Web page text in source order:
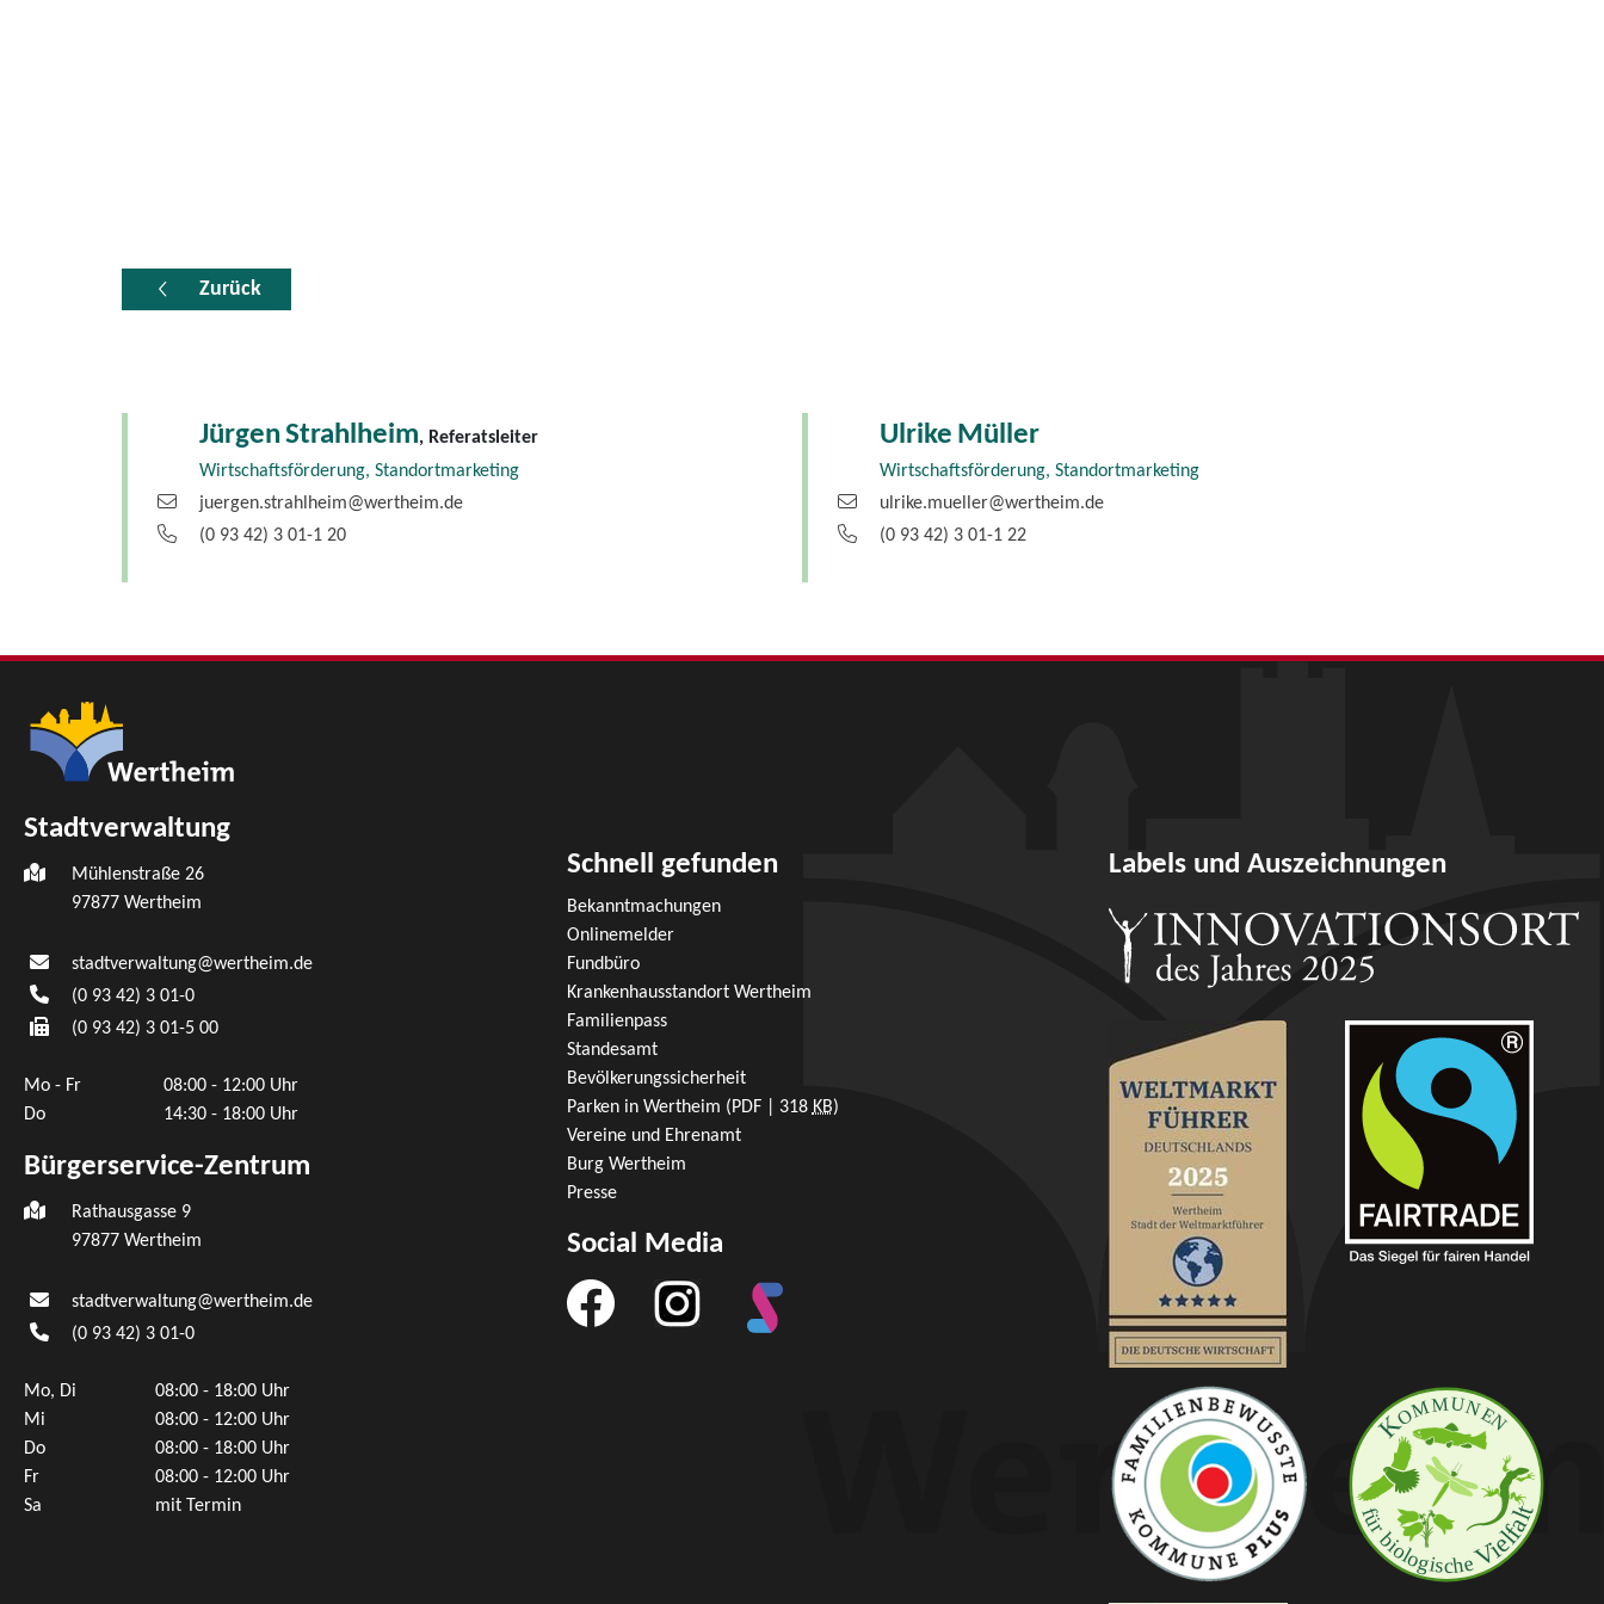
Zurück
JürgenStrahlheim, Referatsleiter
Wirtschaftsförderung, Standortmarketing
juergen.strahlheim@wertheim.de
(0 93 42) 3 01-1 20
Ulrike Müller
Wirtschaftsförderung, Standortmarketing
ulrike.mueller@wertheim.de
(0 93 42) 3 01-1 22
Stadtverwaltung
Mühlenstraße 26
97877 Wertheim
stadtverwaltung@wertheim.de
(0 93 42) 3 01-0
(0 93 42) 3 01-5 00
Mo - Fr
08:00 - 12:00 Uhr
Do
14:30 - 18:00 Uhr
Bürgerservice-Zentrum
Rathausgasse 9
97877 Wertheim
stadtverwaltung@wertheim.de
(0 93 42) 3 01-0
Mo, Di
08:00 - 18:00 Uhr
Mi
08:00 - 12:00 Uhr
Do
08:00 - 18:00 Uhr
Fr
08:00 - 12:00 Uhr
Sa
mit Termin
Schnell gefunden
Bekanntmachungen
Onlinemelder
Fundbüro
Krankenhausstandort Wertheim
Familienpass
Standesamt
Bevölkerungssicherheit
Parken in Wertheim (PDF | 318 KB)
Vereine und Ehrenamt
Burg Wertheim
Presse
Social Media
Labels und Auszeichnungen